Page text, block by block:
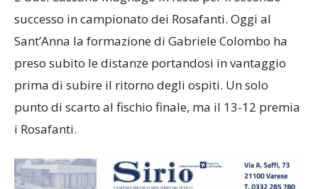
successo in campionato dei Rosafanti. Oggi al
Sant’Anna la formazione di Gabriele Colombo ha
preso subito le distanze portandosi in vantaggio
prima di subire il ritorno degli ospiti. Un solo
punto di scarto al fischio finale, ma il 13-12 premia
i Rosafanti.